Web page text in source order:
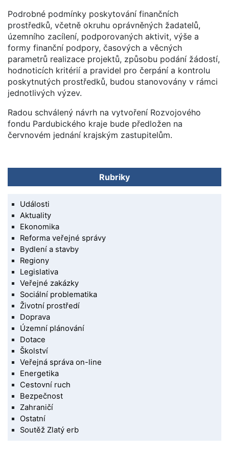
Podrobné podmínky poskytování finančních
prostředků, včetně okruhu oprávněných žadatelů,
územního zacílení, podporovaných aktivit, výše a
formy finanční podpory, časových a věcných
parametrů realizace projektů, způsobu podání žádostí,
hodnoticích kritérií a pravidel pro čerpání a kontrolu
poskytnutých prostředků, budou stanovovány v rámci
jednotlivých výzev.
Radou schválený návrh na vytvoření Rozvojového
fondu Pardubického kraje bude předložen na
červnovém jednání krajským zastupitelům.
Rubriky
Události
Aktuality
Ekonomika
Reforma veřejné správy
Bydlení a stavby
Regiony
Legislativa
Veřejné zakázky
Sociální problematika
Životní prostředí
Doprava
Územní plánování
Dotace
Školství
Veřejná správa on-line
Energetika
Cestovní ruch
Bezpečnost
Zahraničí
Ostatní
Soutěž Zlatý erb